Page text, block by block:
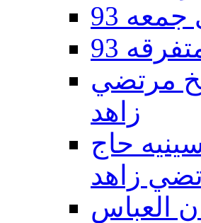
93
93
حاج شيخ مرتضي
زاهد
محرم الحرام 1393 - حسينيه حاج
زاهد
الحرام 1393 - محبان العباس